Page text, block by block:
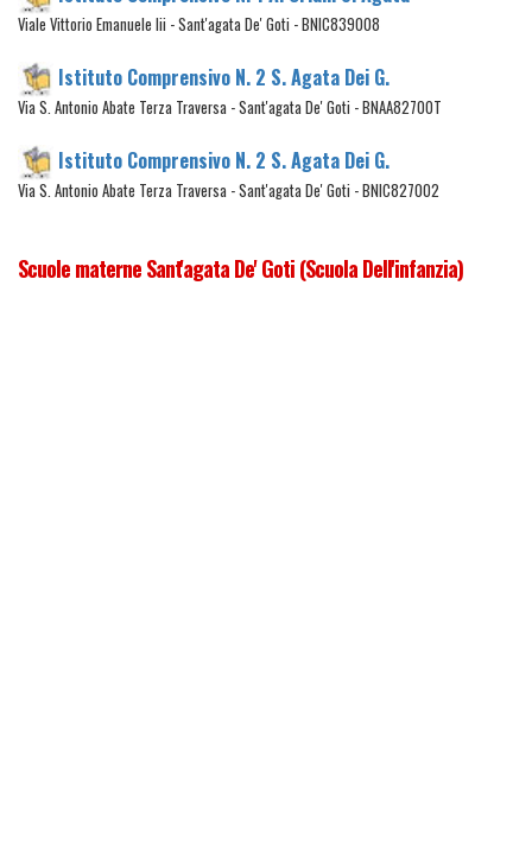
Viale Vittorio Emanuele Iii - Sant'agata De' Goti - BNIC839008
Istituto Comprensivo N. 2 S. Agata Dei G.
Via S. Antonio Abate Terza Traversa - Sant'agata De' Goti - BNAA82700T
Istituto Comprensivo N. 2 S. Agata Dei G.
Via S. Antonio Abate Terza Traversa - Sant'agata De' Goti - BNIC827002
Scuole materne Sant'agata De' Goti (Scuola Dell'infanzia)